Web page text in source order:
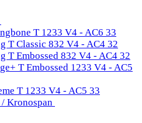
T 1233 V4 - AC6 33
T Classic 832 V4 - AC4 32
T Embossed 832 V4 - AC4 32
T Embossed 1233 V4 - AC5
T 1233 V4 - AC5 33
Kronospan